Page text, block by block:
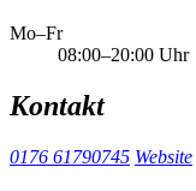
Mo–Fr
08:00–20:00 Uhr
Kontakt
0176 61790745 Website